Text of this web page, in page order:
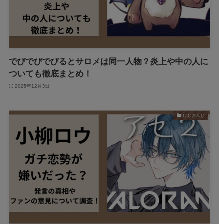
でびでびでびるとサロメは同一人物？炎上や中の人に
ついても徹底まとめ！
2025年12月3日
にじさんじ